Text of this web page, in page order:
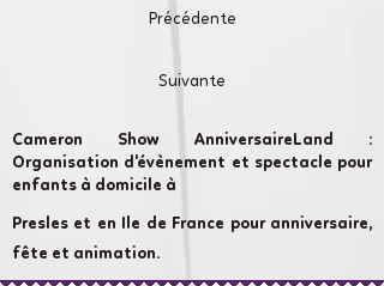
Précédente
Suivante
Cameron Show AnniversaireLand :
Organisation d'évènement et spectacle pour
enfants à domicile à
Presles et en Ile de France pour anniversaire,
fête et animation.